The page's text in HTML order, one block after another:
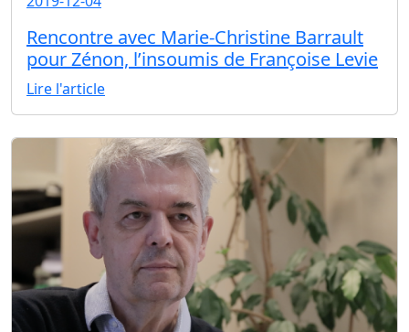
Rencontre avec Marie-Christine Barrault
pour Zénon, l’insoumis de Françoise Levie
Lire l'article